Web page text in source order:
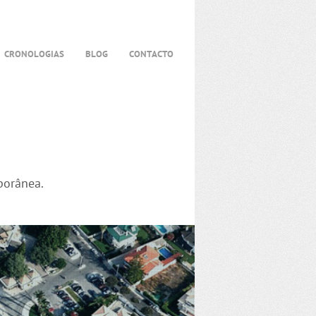
CRONOLOGIAS BLOG CONTACTO